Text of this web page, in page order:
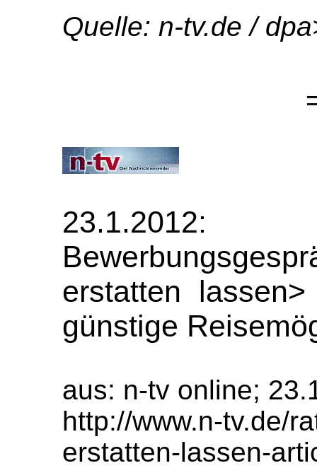
Quelle: n-tv.de /
23.1.2012:
erstatten
günstige
aus: n-tv online;
http://www.n-tv.de/
erstatten-lassen-